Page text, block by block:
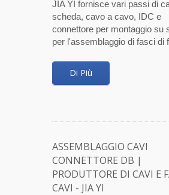
JIA YI fornisce vari passi di
scheda, cavo a cavo, IDC e
connettore per montaggio su
per l'assemblaggio di fasci di
Di Più
ASSEMBLAGGIO CAVI
CONNETTORE DB |
PRODUTTORE DI CAVI E
CAVI - JIA YI